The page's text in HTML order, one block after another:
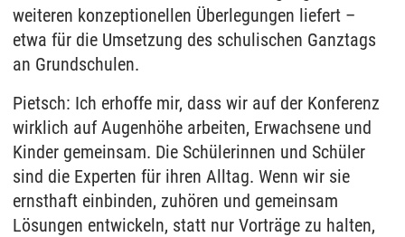
weiteren konzeptionellen Überlegungen liefert –
etwa für die Umsetzung des schulischen Ganztags
an Grundschulen.
Pietsch: Ich erhoffe mir, dass wir auf der Konferenz
wirklich auf Augenhöhe arbeiten, Erwachsene und
Kinder gemeinsam. Die Schülerinnen und Schüler
sind die Experten für ihren Alltag. Wenn wir sie
ernsthaft einbinden, zuhören und gemeinsam
Lösungen entwickeln, statt nur Vorträge zu halten,